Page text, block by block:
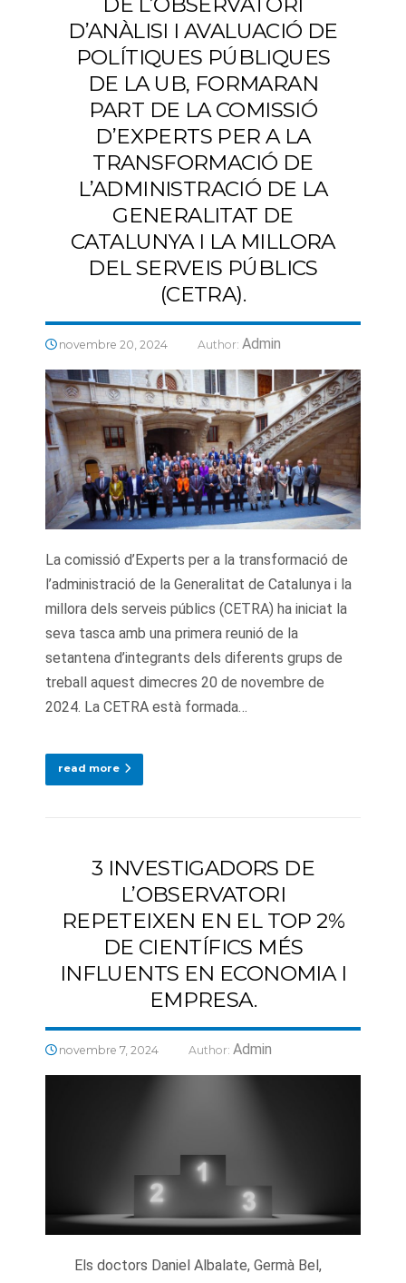
D’ANÀLISI I AVALUACIÓ DE
POLÍTIQUES PÚBLIQUES
DE LA UB, FORMARAN
PART DE LA COMISSIÓ
D’EXPERTS PER A LA
TRANSFORMACIÓ DE
L’ADMINISTRACIÓ DE LA
GENERALITAT DE
CATALUNYA I LA MILLORA
DEL SERVEIS PÚBLICS
(CETRA).
novembre 20, 2024 Author: Admin
La comissió d’Experts per a la transformació de
l’administració de la Generalitat de Catalunya i la
millora dels serveis públics (CETRA) ha iniciat la
seva tasca amb una primera reunió de la
setantena d’integrants dels diferents grups de
treball aquest dimecres 20 de novembre de
2024. La CETRA està formada…
read more
3 INVESTIGADORS DE
L’OBSERVATORI
REPETEIXEN EN EL TOP 2%
DE CIENTÍFICS MÉS
INFLUENTS EN ECONOMIA I
EMPRESA.
novembre 7, 2024 Author: Admin
Els doctors Daniel Albalate, Germà Bel,